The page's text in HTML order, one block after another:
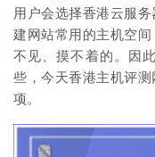
用户会选择香港云服
建网站常用的主机空
不见、摸不着的。因
些，今天香港主机评
项。